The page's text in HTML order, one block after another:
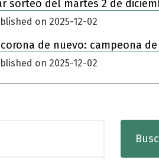
sorteo del martes 2 de
on 2025-12-02
de nuevo: campeona
on 2025-12-02